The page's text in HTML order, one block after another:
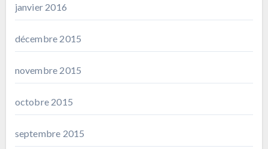
janvier 2016
décembre 2015
novembre 2015
octobre 2015
septembre 2015